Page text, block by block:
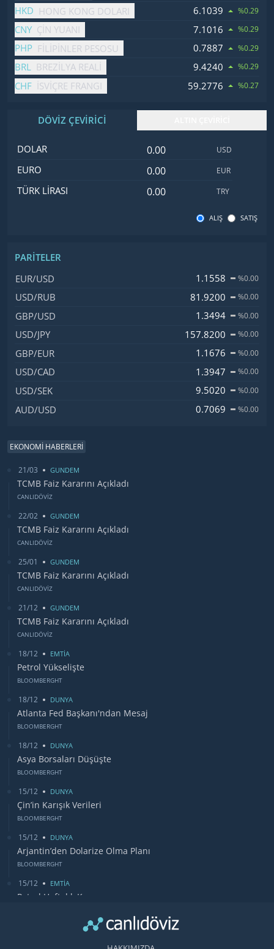
HKD HONG KONG DOLARI 6.1039 %0.29
CNY ÇIN YUANI 7.1016 %0.29
PHP FILIPINLER PESOSU 0.7887 %0.29
BRL BREZILYA REALI 9.4240 %0.29
CHF İSVIÇRE FRANGI 59.2776 %0.27
DÖVİZ ÇEVİRİCİ
İsimDeğer
DOLAR Dolar değeri USD
EURO Euro değeri EUR
TÜRK LIRASI Türk Lirası değeri
TRY
ALIŞ SATIŞ
PARITELER
İsim, Kod
EUR/USD 1.1558 %0.00
USD/RUB 81.9200 %0.00
GBP/USD 1.3494 %0.00
USD/JPY 157.8200 %0.00
GBP/EUR 1.1676 %0.00
USD/CAD 1.3947 %0.00
USD/SEK 9.5020 %0.00
AUD/USD 0.7069 %0.00
EKONOMİ HABERLERİ
21/03 GUNDEM
TCMB Faiz Kararını Açıkladı
CANLIDÖVİZ
22/02 GUNDEM
TCMB Faiz Kararını Açıkladı
CANLIDÖVİZ
25/01 GUNDEM
TCMB Faiz Kararını Açıkladı
CANLIDÖVİZ
21/12 GUNDEM
TCMB Faiz Kararını Açıkladı
CANLIDÖVİZ
18/12 EMTİA
Petrol Yükselişte
BLOOMBERGHT
18/12 DUNYA
Atlanta Fed Başkanı'ndan Mesaj
BLOOMBERGHT
18/12 DUNYA
Asya Borsaları Düşüşte
BLOOMBERGHT
15/12 DUNYA
Çin’in Karışık Verileri
BLOOMBERGHT
15/12 DUNYA
Arjantin’den Dolarize Olma Planı
BLOOMBERGHT
15/12 EMTİA
Petrol Haftalık Kazancı
Bugün Gözler Fed Faiz Kararında